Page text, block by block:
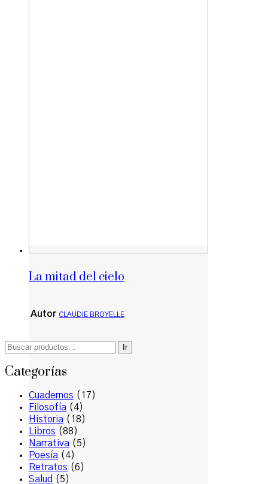
La mitad del cielo
Autor CLAUDIE BROYELLE
Buscar
Ir
Categorías
Cuadernos (17)
Filosofía (4)
Historia (18)
Libros (88)
Narrativa (5)
Poesía (4)
Retratos (6)
Salud (5)